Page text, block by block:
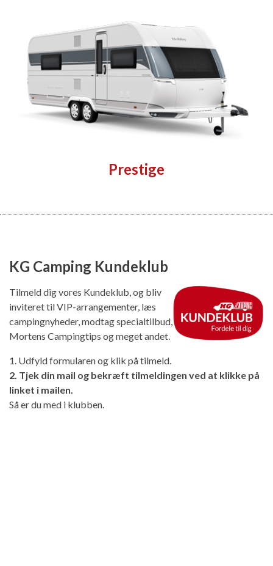
Prestige
KG Camping Kundeklub
Tilmeld dig vores Kundeklub, og bliv
inviteret til VIP-arrangementer, læs
campingnyheder, modtag specialtilbud,
Mortens Campingtips og meget andet.
1. Udfyld formularen og klik på tilmeld.
2. Tjek din mail og bekræft tilmeldingen ved at klikke på
linket i mailen.
Så er du med i klubben.